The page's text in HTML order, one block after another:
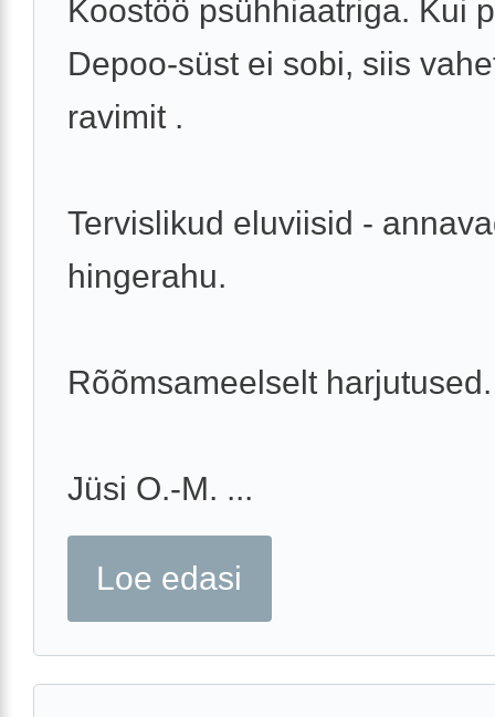
Koostöö psühhiaatriga. Kui
Depoo-süst ei sobi, siis
ravimit .
Tervislikud eluviisid -
hingerahu.
Rõõmsameelselt harjutused.
Jüsi O.-M. ...
Loe edasi